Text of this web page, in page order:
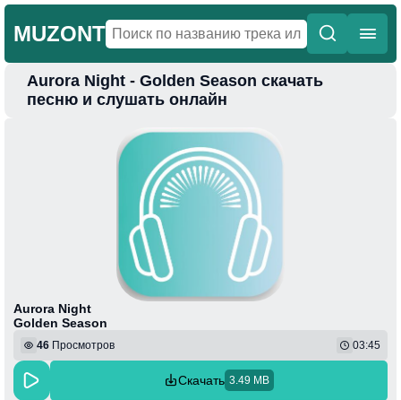
MUZONT
Главная
Aurora Night - Golden Season скачать
песню и слушать онлайн
Aurora Night
Golden Season
46 Просмотров 03:45
Скачать 3.49 MB